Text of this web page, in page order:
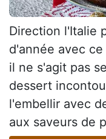
Direction l'Italie
d'année avec
il ne s'agit pas
dessert
l'embellir avec
aux saveurs de